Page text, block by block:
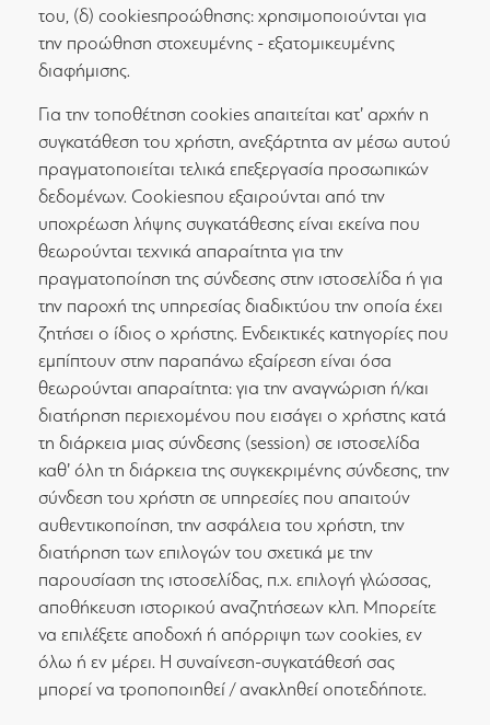
του, (δ) cookiesπροώθησης: χρησιμοποιούνται για
την προώθηση στοχευμένης - εξατομικευμένης
διαφήμισης.
Για την τοποθέτηση cookies απαιτείται κατ’ αρχήν η
συγκατάθεση του χρήστη, ανεξάρτητα αν μέσω αυτού
πραγματοποιείται τελικά επεξεργασία προσωπικών
δεδομένων. Cookiesπου εξαιρούνται από την
υποχρέωση λήψης συγκατάθεσης είναι εκείνα που
θεωρούνται τεχνικά απαραίτητα για την
πραγματοποίηση της σύνδεσης στην ιστοσελίδα ή για
την παροχή της υπηρεσίας διαδικτύου την οποία έχει
ζητήσει ο ίδιος ο χρήστης. Ενδεικτικές κατηγορίες που
εμπίπτουν στην παραπάνω εξαίρεση είναι όσα
θεωρούνται απαραίτητα: για την αναγνώριση ή/και
διατήρηση περιεχομένου που εισάγει ο χρήστης κατά
τη διάρκεια μιας σύνδεσης (session) σε ιστοσελίδα
καθ’ όλη τη διάρκεια της συγκεκριμένης σύνδεσης, την
σύνδεση του χρήστη σε υπηρεσίες που απαιτούν
αυθεντικοποίηση, την ασφάλεια του χρήστη, την
διατήρηση των επιλογών του σχετικά με την
παρουσίαση της ιστοσελίδας, π.χ. επιλογή γλώσσας,
αποθήκευση ιστορικού αναζητήσεων κλπ. Μπορείτε
να επιλέξετε αποδοχή ή απόρριψη των cookies, εν
όλω ή εν μέρει. Η συναίνεση-συγκατάθεσή σας
μπορεί να τροποποιηθεί / ανακληθεί οποτεδήποτε.